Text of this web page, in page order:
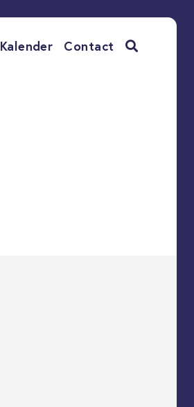
Kalender Contact